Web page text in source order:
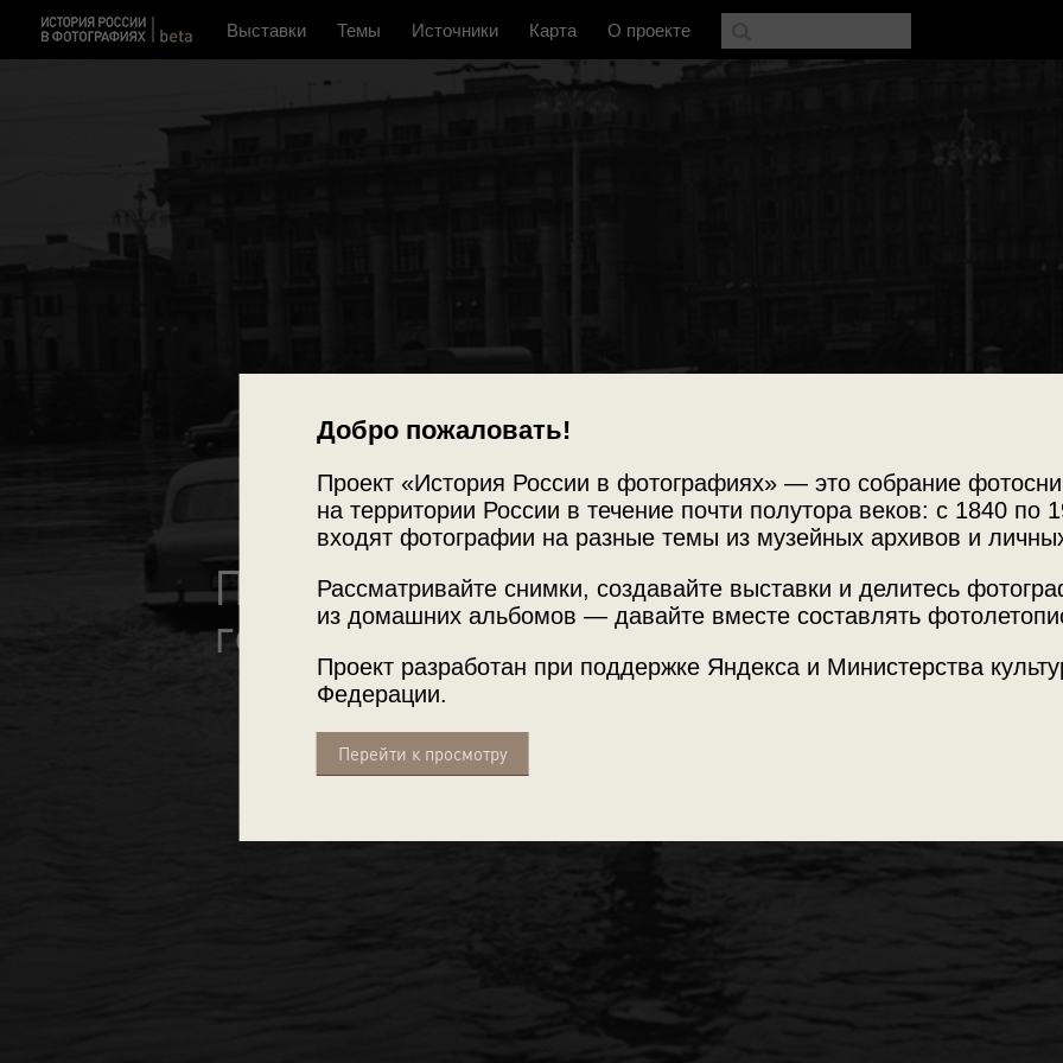
Добро пожаловать!
Проект «История России в фотографиях» — это собрание
на территории России в течение почти полутора веков: с 1840 по
входят фотографии на разные темы из музейных архивов и
Рассматривайте снимки, создавайте выставки и делитесь
из домашних альбомов — давайте вместе составлять
Проект разработан при поддержке Яндекса и Министерства
Федерации.
Перейти к просмотру
Выставки Темы Источники Карта О проекте
Повседневная жизнь Москвы 1950-х
годов